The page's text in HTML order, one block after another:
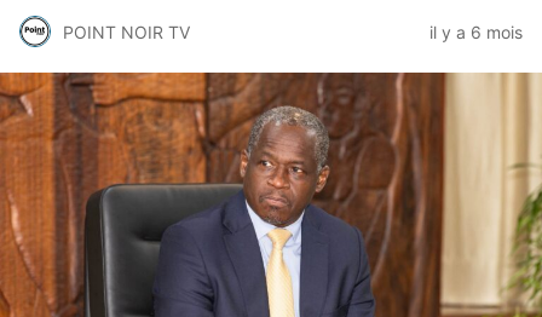
POINT NOIR TV il y a 6 mois